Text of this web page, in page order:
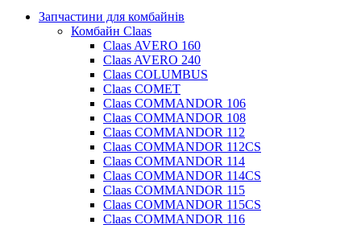
Запчастини для комбайнів
Комбайн Claas
Claas AVERO 160
Claas AVERO 240
Claas COLUMBUS
Claas COMET
Claas COMMANDOR 106
Claas COMMANDOR 108
Claas COMMANDOR 112
Claas COMMANDOR 112CS
Claas COMMANDOR 114
Claas COMMANDOR 114CS
Claas COMMANDOR 115
Claas COMMANDOR 115CS
Claas COMMANDOR 116